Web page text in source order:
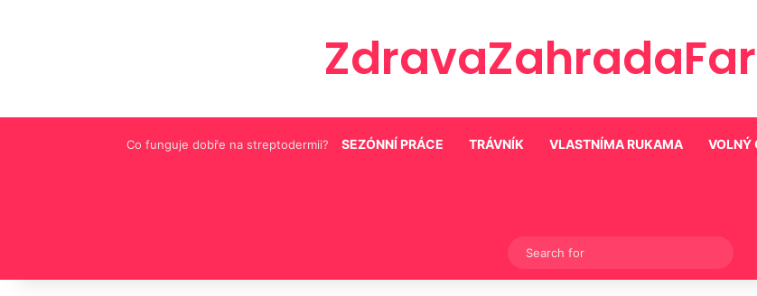
Co funguje dobře na streptodermii? SEZÓNNÍ PRÁCE TRÁVNÍK VLASTNÍMA RUKAMA VOLNÝ
Switch skin
for